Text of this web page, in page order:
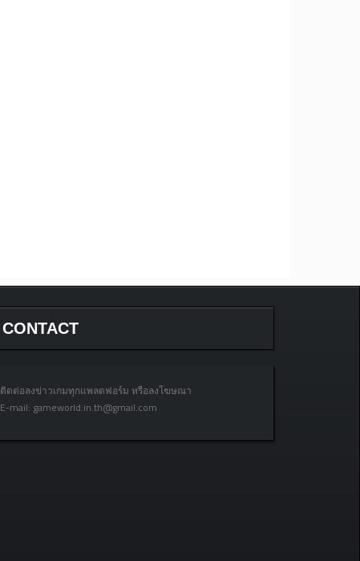
CONTACT
ติดต่อลงข่าวเกมทุกแพลตฟอร์ม หรือลงโฆษณา
E-mail: gameworld.in.th@gmail.com